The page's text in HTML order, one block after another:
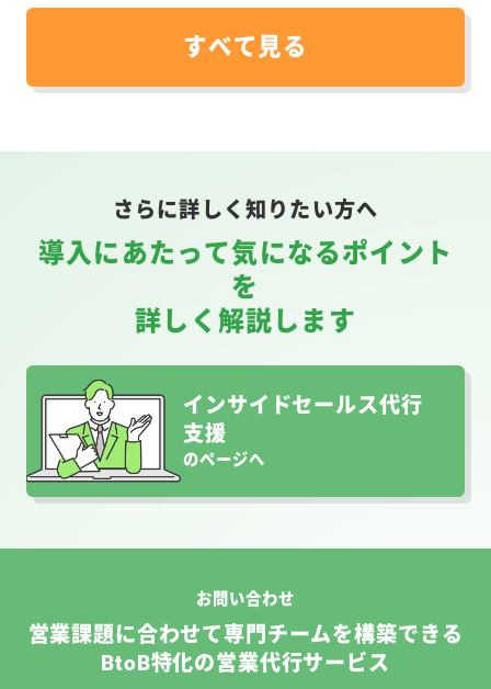
すべて見る
さらに詳しく知りたい方へ
導入にあたって気になるポイント
を
詳しく解説します
インサイドセールス代行
支援
のページへ
お問い合わせ
営業課題に合わせて専門チームを構築できる
BtoB特化の営業代行サービス